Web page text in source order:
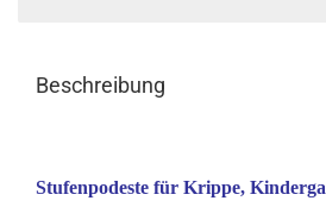
Beschreibung
Stufenpodeste für Krippe,